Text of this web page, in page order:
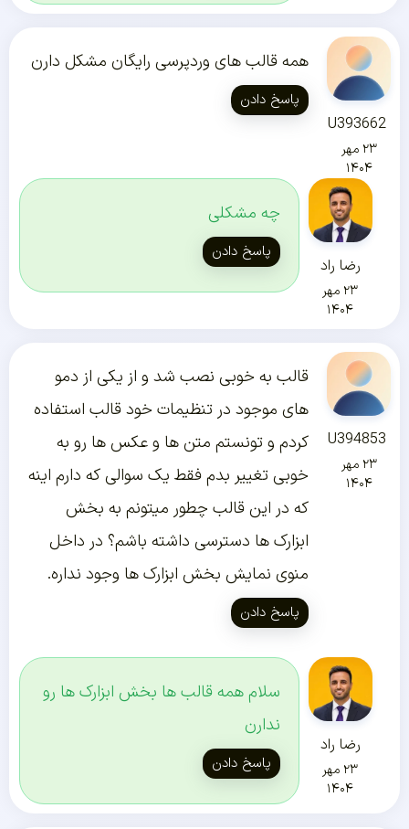
U393662
۲۳ مهر
۱۴۰۴
همه قالب های وردپرسی رایگان مشکل دارن
پاسخ دادن
رضا راد
۲۳ مهر
۱۴۰۴
چه مشکلی
پاسخ دادن
U394853
۲۳ مهر
۱۴۰۴
قالب به خوبی نصب شد و از یکی از دمو
های موجود در تنظیمات خود قالب استفاده
کردم و تونستم متن ها و عکس ها رو به
خوبی تغییر بدم فقط یک سوالی که دارم اینه
که در این قالب چطور میتونم به بخش
ابزارک ها دسترسی داشته باشم؟ در داخل
منوی نمایش بخش ابزارک ها وجود نداره.
پاسخ دادن
رضا راد
۲۳ مهر
۱۴۰۴
سلام همه قالب ها بخش ابزارک ها رو
ندارن
پاسخ دادن